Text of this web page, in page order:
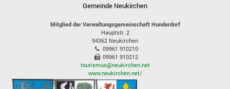
Gemeinde Neukirchen
Mitglied der Verwaltungsgemeinschaft Hunderdorf
Hauptstr. 2
94362 Neukirchen
09961 910210
09961 910212
tourismus@neukirchen.net
www.neukirchen.net/